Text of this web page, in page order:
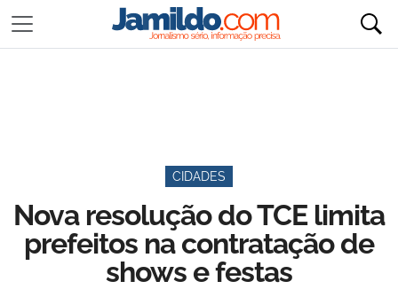
CIDADES
Nova resolução do TCE limita
prefeitos na contratação de
shows e festas